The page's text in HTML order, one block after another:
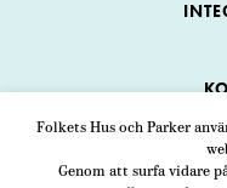
Folkets Hus och Parker
Genom att surfa vidare